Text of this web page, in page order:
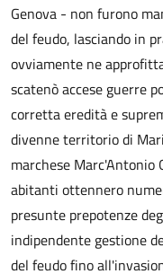
Genova - non furono
del feudo, lasciando in
ovviamente ne
scatenò accese guerre
corretta eredità e
divenne territorio di
marchese
abitanti ottennero
presunte prepotenze
indipendente gestione
del feudo fino